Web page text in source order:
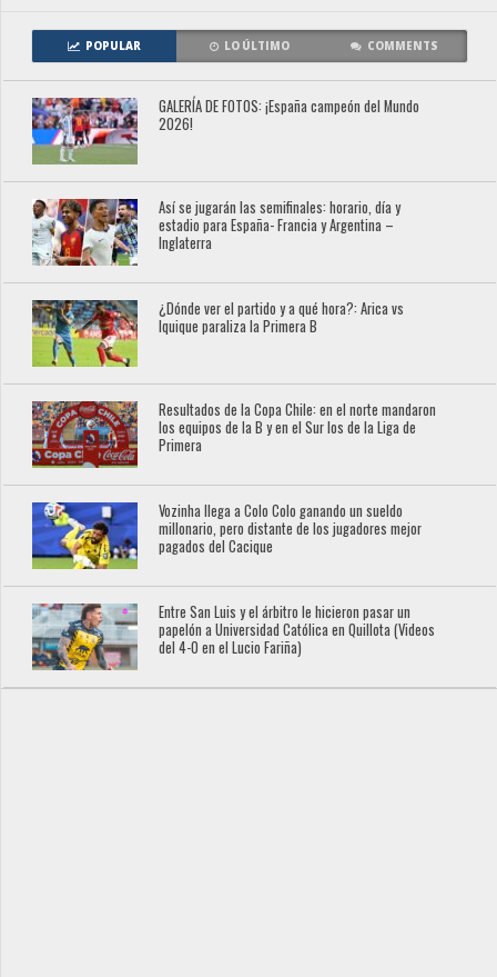
POPULAR LO ÚLTIMO COMMENTS
GALERÍA DE FOTOS: ¡España campeón del Mundo
2026!
Así se jugarán las semifinales: horario, día y
estadio para España- Francia y Argentina –
Inglaterra
¿Dónde ver el partido y a qué hora?: Arica vs
Iquique paraliza la Primera B
Resultados de la Copa Chile: en el norte mandaron
los equipos de la B y en el Sur los de la Liga de
Primera
Vozinha llega a Colo Colo ganando un sueldo
millonario, pero distante de los jugadores mejor
pagados del Cacique
Entre San Luis y el árbitro le hicieron pasar un
papelón a Universidad Católica en Quillota (Videos
del 4-0 en el Lucio Fariña)